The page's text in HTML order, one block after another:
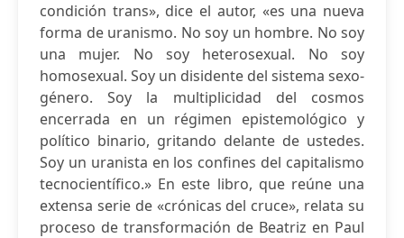
condición trans», dice el autor, «es una nueva
forma de uranismo. No soy un hombre. No soy
una mujer. No soy heterosexual. No soy
homosexual. Soy un disidente del sistema sexo-
género. Soy la multiplicidad del cosmos
encerrada en un régimen epistemológico y
político binario, gritando delante de ustedes.
Soy un uranista en los confines del capitalismo
tecnocientífico.» En este libro, que reúne una
extensa serie de «crónicas del cruce», relata su
proceso de transformación de Beatriz en Paul